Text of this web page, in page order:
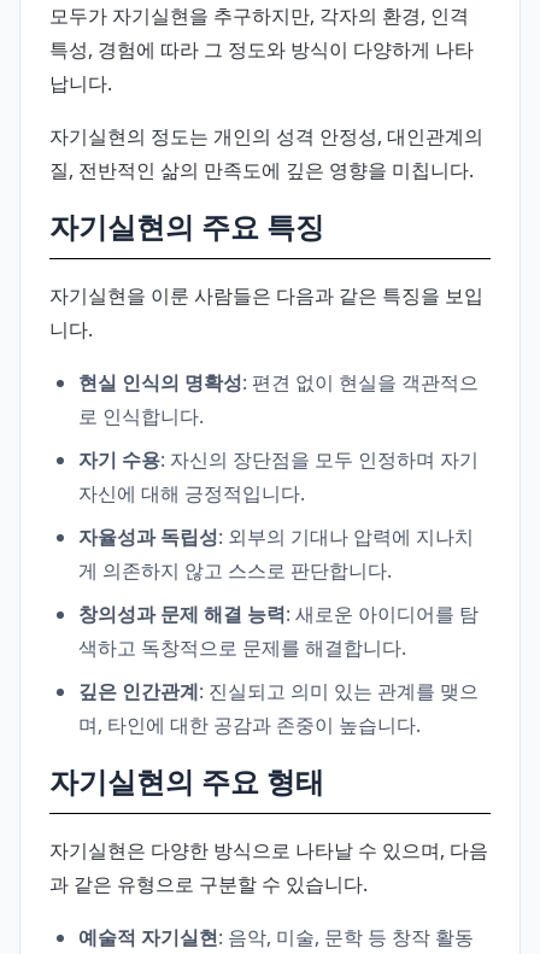
모두가 자기실현을 추구하지만, 각자의 환경, 인격
특성, 경험에 따라 그 정도와 방식이 다양하게 나타
납니다.
자기실현의 정도는 개인의 성격 안정성, 대인관계의
질, 전반적인 삶의 만족도에 깊은 영향을 미칩니다.
자기실현의 주요 특징
자기실현을 이룬 사람들은 다음과 같은 특징을 보입
니다.
현실 인식의 명확성: 편견 없이 현실을 객관적으
로 인식합니다.
자기 수용: 자신의 장단점을 모두 인정하며 자기
자신에 대해 긍정적입니다.
자율성과 독립성: 외부의 기대나 압력에 지나치
게 의존하지 않고 스스로 판단합니다.
창의성과 문제 해결 능력: 새로운 아이디어를 탐
색하고 독창적으로 문제를 해결합니다.
깊은 인간관계: 진실되고 의미 있는 관계를 맺으
며, 타인에 대한 공감과 존중이 높습니다.
자기실현의 주요 형태
자기실현은 다양한 방식으로 나타날 수 있으며, 다음
과 같은 유형으로 구분할 수 있습니다.
예술적 자기실현: 음악, 미술, 문학 등 창작 활동